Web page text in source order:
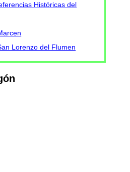
Históricas del
Lorenzo del Flumen